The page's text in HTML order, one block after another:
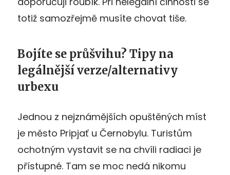
totiž samozřejmě musíte chovat tiše.
Bojíte se průšvihu? Tipy na
legálnější verze/alternativy
urbexu
Jednou z nejznámějších opuštěných míst
je město Pripjať u Černobylu. Turistům
ochotným vystavit se na chvíli radiaci je
přístupné. Tam se moc nedá nikomu